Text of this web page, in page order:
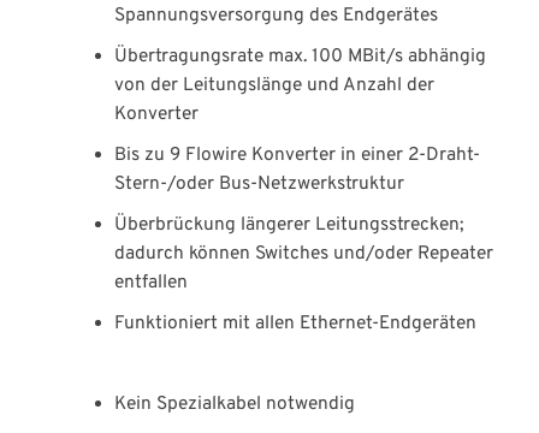
Spannungsversorgung des Endgerätes
Übertragungsrate max. 100 MBit/s abhängig
von der Leitungslänge und Anzahl der
Konverter
Bis zu 9 Flowire Konverter in einer 2-Draht-
Stern-/oder Bus-Netzwerkstruktur
Überbrückung längerer Leitungsstrecken;
dadurch können Switches und/oder Repeater
entfallen
Funktioniert mit allen Ethernet-Endgeräten
Kein Spezialkabel notwendig